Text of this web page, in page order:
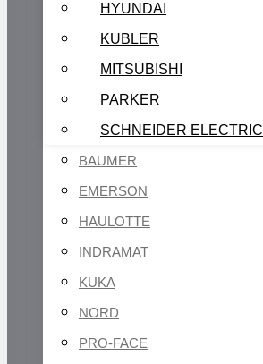
HYUNDAI
KUBLER
MITSUBISHI
PARKER
SCHNEIDER ELECTRIC
BAUMER
EMERSON
HAULOTTE
INDRAMAT
KUKA
NORD
PRO-FACE